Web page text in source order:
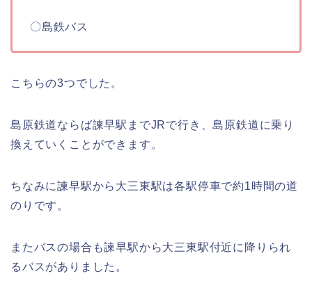
〇島鉄バス
こちらの3つでした。
島原鉄道ならば諫早駅までJRで行き、島原鉄道に乗り
換えていくことができます。
ちなみに諫早駅から大三東駅は各駅停車で約1時間の道
のりです。
またバスの場合も諫早駅から大三東駅付近に降りられ
るバスがありました。